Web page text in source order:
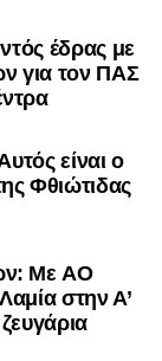
έδρας με
για τον ΠΑΣ
είναι ο
Φθιώτιδας
Με AO
στην Α’